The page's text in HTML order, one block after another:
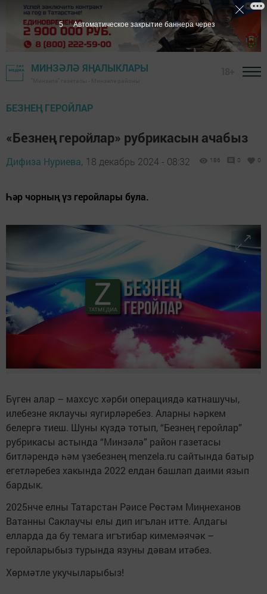
МИНЗӘЛӘ ЯҢАЛЫКЛАРЫ
БЕЗНЕҢ ГЕРОЙЛАР
«Безнең геройлар» рубрикасын ачабыз
Дифиза Нуриева, 18 декабрь 2024 - 08:32 186 0 0
Һәр чорның үз геройлары була.
Бүген алар – махсус хәрби операциядә катнашучы,
илебезне яклаучы яугирләребез. Аларны һәркем
белергә тиеш. Шуны күздә тотып, “Безнең геройлар”
рубрикасы астында “Минзәлә” район газетасы
битләрендә һәм үзебезнең menzela.ru сайтында батыр
егетләребез хакында 2022 елдан башлап даими язып
бардык.
2025нче елны Татарстан Рәисе Рөстәм Миңнеханов
Ватанны Саклаучы елы дип игълан итте. Алдагы
елларда да бу темага игътибар кимемәячәк –
геройларыбыз турында язуны дәвам итәбез.
Хөрмәтле укучыларыбыз!
4 Автоматическое закрытие баннера через